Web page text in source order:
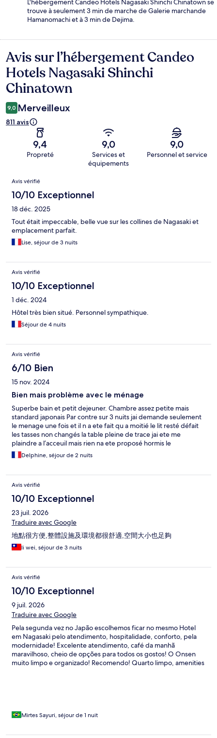
L'hébergement Candeo Hotels Nagasaki Shinchi Chinatown se
trouve à seulement 3 min de marche de Galerie marchande
Hamanomachi et à 3 min de Dejima.
Avis
Avis sur l’hébergement Candeo
Hotels Nagasaki Shinchi
Chinatown
9,0 Merveilleux
811 avis
9,4
Propreté
9,0
Services et
équipements
9,0
Personnel et service
Avis
Avis vérifié
10/10 Exceptionnel
18 déc. 2025
Tout était impeccable, belle vue sur les collines de Nagasaki et
emplacement parfait.
Lise, séjour de 3 nuits
Avis vérifié
10/10 Exceptionnel
1 déc. 2024
Hôtel très bien situé. Personnel sympathique.
Séjour de 4 nuits
Avis vérifié
6/10 Bien
15 nov. 2024
Bien mais problème avec le ménage
Superbe bain et petit dejeuner. Chambre assez petite mais
standard japonais Par contre sur 3 nuits jai demande seulement
le menage une fois et il n a ete fait qu a moitié le lit resté défait
les tasses non changés la table pleine de trace jai ete me
plaindre a l’acceuil mais rien na ete proposé hormis le
changement de tasses
Delphine, séjour de 2 nuits
Avis vérifié
10/10 Exceptionnel
23 juil. 2026
Traduire avec Google
地點很方便,整體設施及環境都很舒適,空間大小也足夠
li wei, séjour de 3 nuits
Avis vérifié
10/10 Exceptionnel
9 juil. 2026
Traduire avec Google
Pela segunda vez no Japão escolhemos ficar no mesmo Hotel
em Nagasaki pelo atendimento, hospitalidade, conforto, pela
modernidade! Excelente atendimento, café da manhã
maravilhoso, cheio de opções para todos os gostos! O Onsen
muito limpo e organizado! Recomendo! Quarto limpo, amenities
Mirtes Sayuri, séjour de 1 nuit